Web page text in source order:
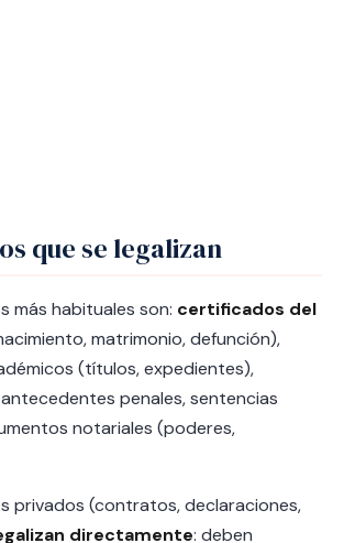
que se legalizan
más habituales son: certificados del
matrimonio, defunción),
(títulos, expedientes),
penales, sentencias
notariales (poderes,
privados (contratos, declaraciones,
directamente: deben